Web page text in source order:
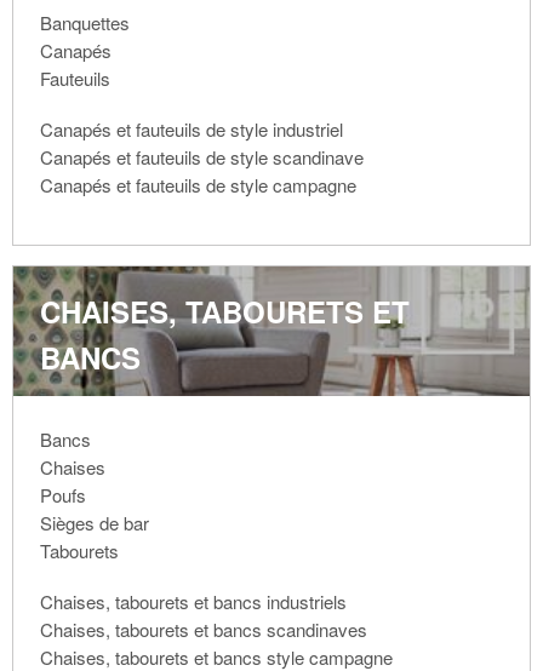
Banquettes
Canapés
Fauteuils
Canapés et fauteuils de style industriel
Canapés et fauteuils de style scandinave
Canapés et fauteuils de style campagne
CHAISES, TABOURETS ET
BANCS
Bancs
Chaises
Poufs
Sièges de bar
Tabourets
Chaises, tabourets et bancs industriels
Chaises, tabourets et bancs scandinaves
Chaises, tabourets et bancs style campagne